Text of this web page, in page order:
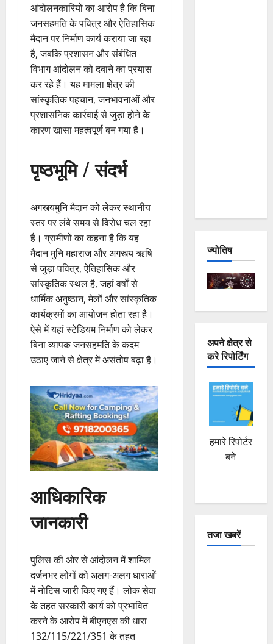
आंदोलनकारियों का आरोप है कि बिना
जनसहमति के पवित्र और ऐतिहासिक
मैदान पर निर्माण कार्य कराया जा रहा
है, जबकि प्रशासन और संबंधित
विभाग आंदोलन को दबाने का प्रयास
कर रहे हैं। यह मामला क्षेत्र की
सांस्कृतिक पहचान, जनभावनाओं और
प्रशासनिक कार्रवाई से जुड़ा होने के
कारण खासा महत्वपूर्ण बन गया है।
पृष्ठभूमि / संदर्भ
अगस्त्यमुनि मैदान को लेकर स्थानीय
स्तर पर लंबे समय से विरोध चल रहा
है। ग्रामीणों का कहना है कि यह
मैदान मुनि महाराज और अगस्त्य ऋषि
से जुड़ा पवित्र, ऐतिहासिक और
सांस्कृतिक स्थल है, जहां वर्षों से
धार्मिक अनुष्ठान, मेलों और सांस्कृतिक
कार्यक्रमों का आयोजन होता रहा है।
ऐसे में यहां स्टेडियम निर्माण को लेकर
बिना व्यापक जनसहमति के कदम
उठाए जाने से क्षेत्र में असंतोष बढ़ा है।
आधिकारिक
जानकारी
पुलिस की ओर से आंदोलन में शामिल
दर्जनभर लोगों को अलग-अलग धाराओं
में नोटिस जारी किए गए हैं। लोक सेवा
के तहत सरकारी कार्य को प्रभावित
करने के आरोप में बीएनएस की धारा
132/115/221/351 के तहत
ज्योतिष
अपने क्षेत्र से
करे रिपोर्टिंग
हमारे रिपोर्टर
बने
तजा खबरें